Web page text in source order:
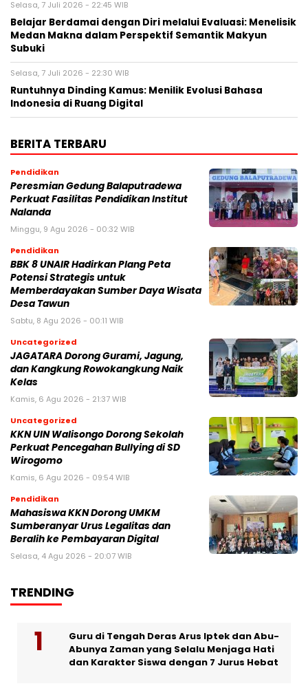
Selasa, 7 Juli 2026 - 22:45 WIB
Belajar Berdamai dengan Diri melalui Evaluasi: Menelisik
Medan Makna dalam Perspektif Semantik Makyun
Subuki
Selasa, 7 Juli 2026 - 22:30 WIB
Runtuhnya Dinding Kamus: Menilik Evolusi Bahasa
Indonesia di Ruang Digital
BERITA TERBARU
Pendidikan
Peresmian Gedung Balaputradewa
Perkuat Fasilitas Pendidikan Institut
Nalanda
Minggu, 9 Agu 2026 - 00:32 WIB
Pendidikan
BBK 8 UNAIR Hadirkan Plang Peta
Potensi Strategis untuk
Memberdayakan Sumber Daya Wisata
Desa Tawun
Sabtu, 8 Agu 2026 - 00:11 WIB
Uncategorized
JAGATARA Dorong Gurami, Jagung,
dan Kangkung Rowokangkung Naik
Kelas
Kamis, 6 Agu 2026 - 21:37 WIB
Uncategorized
KKN UIN Walisongo Dorong Sekolah
Perkuat Pencegahan Bullying di SD
Wirogomo
Kamis, 6 Agu 2026 - 09:54 WIB
Pendidikan
Mahasiswa KKN Dorong UMKM
Sumberanyar Urus Legalitas dan
Beralih ke Pembayaran Digital
Selasa, 4 Agu 2026 - 20:07 WIB
TRENDING
Guru di Tengah Deras Arus Iptek dan Abu-
Abunya Zaman yang Selalu Menjaga Hati
dan Karakter Siswa dengan 7 Jurus Hebat